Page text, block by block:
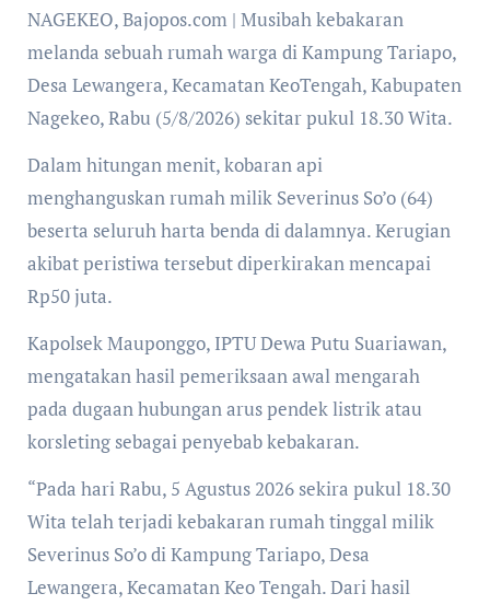
NAGEKEO, Bajopos.com | Musibah kebakaran
melanda sebuah rumah warga di Kampung Tariapo,
Desa Lewangera, Kecamatan KeoTengah, Kabupaten
Nagekeo, Rabu (5/8/2026) sekitar pukul 18.30 Wita.
Dalam hitungan menit, kobaran api
menghanguskan rumah milik Severinus So’o (64)
beserta seluruh harta benda di dalamnya. Kerugian
akibat peristiwa tersebut diperkirakan mencapai
Rp50 juta.
Kapolsek Mauponggo, IPTU Dewa Putu Suariawan,
mengatakan hasil pemeriksaan awal mengarah
pada dugaan hubungan arus pendek listrik atau
korsleting sebagai penyebab kebakaran.
“Pada hari Rabu, 5 Agustus 2026 sekira pukul 18.30
Wita telah terjadi kebakaran rumah tinggal milik
Severinus So’o di Kampung Tariapo, Desa
Lewangera, Kecamatan Keo Tengah. Dari hasil